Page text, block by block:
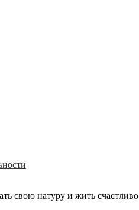
свою натуру и жить счастливо